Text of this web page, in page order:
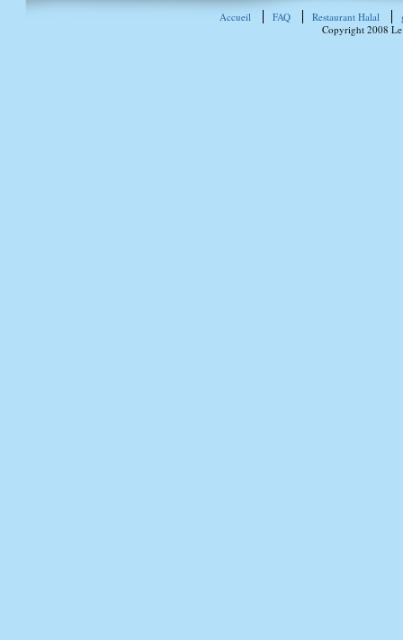
Accueil FAQ Restaurant Halal
Copyright 2008